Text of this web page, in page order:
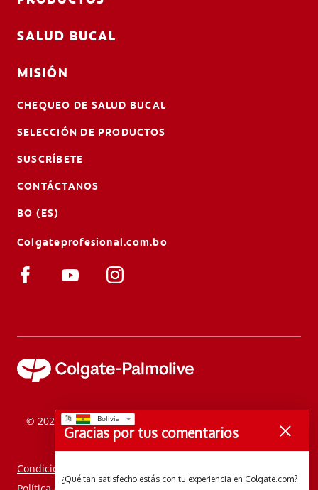
SALUD BUCAL
MISIÓN
CHEQUEO DE SALUD BUCAL
SELECCIÓN DE PRODUCTOS
SUSCRÍBETE
CONTÁCTANOS
BO (ES)
Colgateprofesional.com.bo
© 2026 Colgate-Palmolive Company. Todos los derechos
reservados.
Condiciones de uso
Gracias por tus comentarios
¿Qué tan satisfecho estás con tu experiencia en Colgate.com?